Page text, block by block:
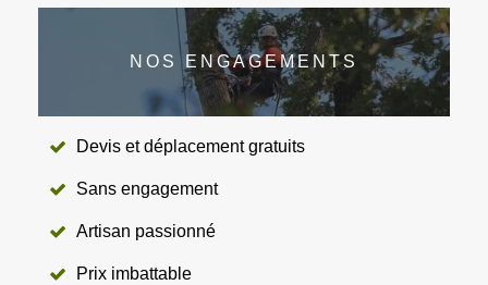
NOS ENGAGEMENTS
Devis et déplacement gratuits
Sans engagement
Artisan passionné
Prix imbattable